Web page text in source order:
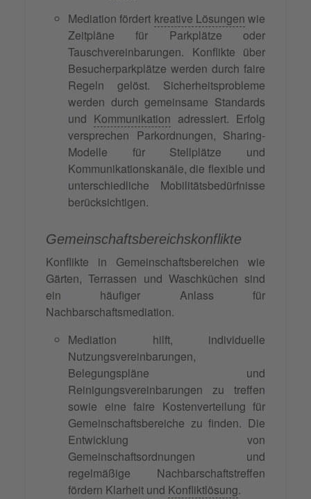
Mediation fördert kreative Lösungen wie
Zeitpläne für Parkplätze oder
Tauschvereinbarungen. Konflikte über
Besucherparkplätze werden durch faire
Regeln gelöst. Sicherheitsprobleme
werden durch gemeinsame Standards
und Kommunikation adressiert. Erfolg
versprechen Parkordnungen, Sharing-
Modelle für Stellplätze und
Kommunikationskanäle, die flexible und
unterschiedliche Mobilitätsbedürfnisse
berücksichtigen.
Gemeinschaftsbereichskonflikte
Konflikte in Gemeinschaftsbereichen wie
Gärten, Terrassen und Waschküchen sind
ein häufiger Anlass für
Nachbarschaftsmediation.
Mediation hilft, individuelle
Nutzungsvereinbarungen,
Belegungspläne und
Reinigungsvereinbarungen zu treffen
sowie eine faire Kostenverteilung für
Gemeinschaftsbereiche zu finden. Die
Entwicklung von
Gemeinschaftsordnungen und
regelmäßige Nachbarschaftstreffen
fördern Klarheit und Konfliktlösung.